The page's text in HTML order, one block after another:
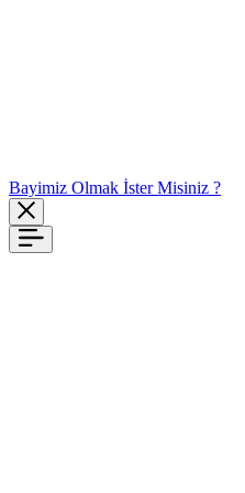
Bayimiz Olmak İster Misiniz ?